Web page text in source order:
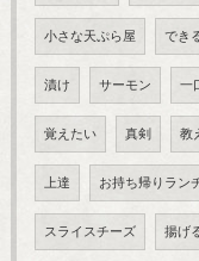
小さな天ぷら屋 でき
漬け サーモン 一
覚えたい 真剣 教
上達 お持ち帰りラン
スライスチーズ 揚げ